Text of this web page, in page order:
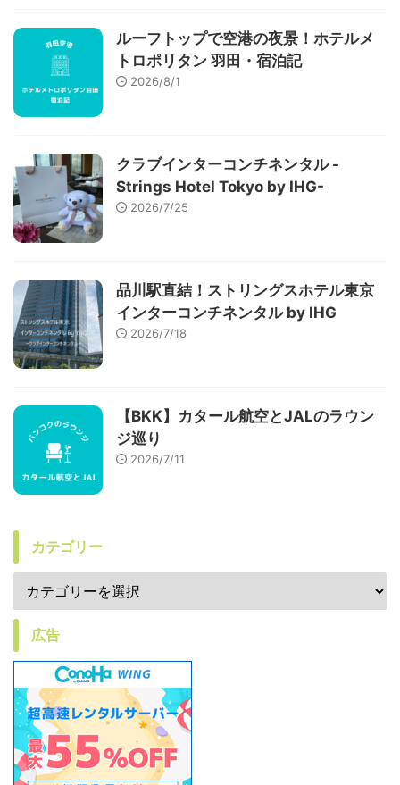
ルーフトップで空港の夜景！ホテルメ
トロポリタン 羽田・宿泊記
2026/8/1
クラブインターコンチネンタル -
Strings Hotel Tokyo by IHG-
2026/7/25
品川駅直結！ストリングスホテル東京
インターコンチネンタル by IHG
2026/7/18
【BKK】カタール航空とJALのラウン
ジ巡り
2026/7/11
カテゴリー
広告